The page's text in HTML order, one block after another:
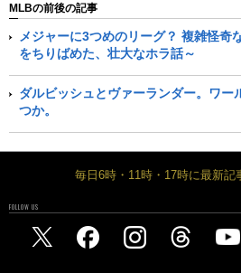
MLBの前後の記事
メジャーに3つめのリーグ？ 複雑怪奇
をちりばめた、壮大なホラ話～
ダルビッシュとヴァーランダー。ワー
つか。
毎日6時・11時・17時に最新記
FOLLOW US